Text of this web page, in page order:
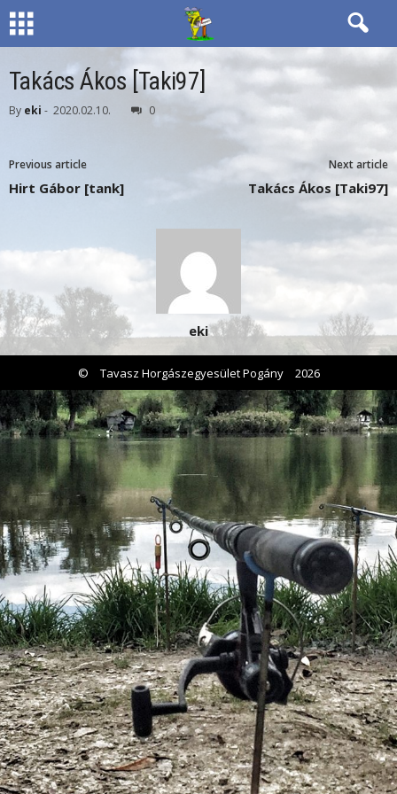
Takács Ákos [Taki97]
By eki - 2020.02.10. 0
Previous article
Hirt Gábor [tank]
Next article
Takács Ákos [Taki97]
eki
© Tavasz Horgászegyesület Pogány 2026